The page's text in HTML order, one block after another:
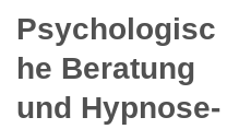
Psychologisc
he Beratung
und Hypnose-